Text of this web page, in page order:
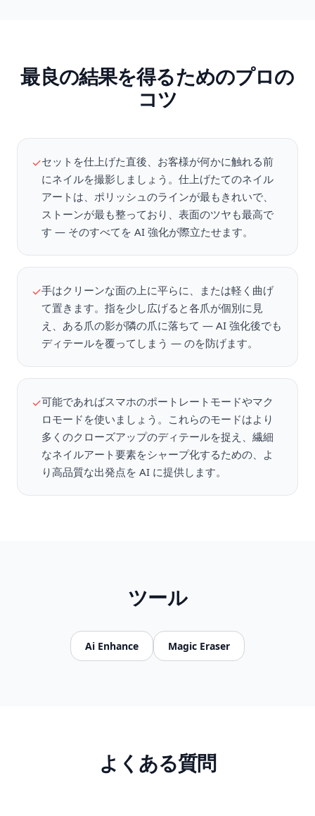
最良の結果を得るためのプロの
コツ
✓セットを仕上げた直後、お客様が何かに触れる前
にネイルを撮影しましょう。仕上げたてのネイル
アートは、ポリッシュのラインが最もきれいで、
ストーンが最も整っており、表面のツヤも最高で
す — そのすべてを AI 強化が際立たせます。
✓手はクリーンな面の上に平らに、または軽く曲げ
て置きます。指を少し広げると各爪が個別に見
え、ある爪の影が隣の爪に落ちて — AI 強化後でも
ディテールを覆ってしまう — のを防げます。
✓可能であればスマホのポートレートモードやマク
ロモードを使いましょう。これらのモードはより
多くのクローズアップのディテールを捉え、繊細
なネイルアート要素をシャープ化するための、よ
り高品質な出発点を AI に提供します。
ツール
Ai Enhance Magic Eraser
よくある質問